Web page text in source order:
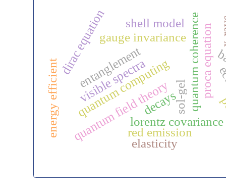
quantum coherence
quantum computing
entanglement
lorentz covariance
gauge invariance
quantum field theory
dirac equation proca equation
sol-gel
red emission
visible spectra
energy efficient
shell model
elasticity
decays